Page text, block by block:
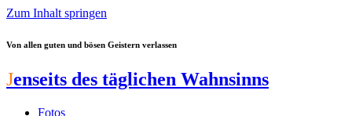
Zum Inhalt springen
Von allen guten und bösen Geistern verlassen
Jenseits des täglichen Wahnsinns
Fotos